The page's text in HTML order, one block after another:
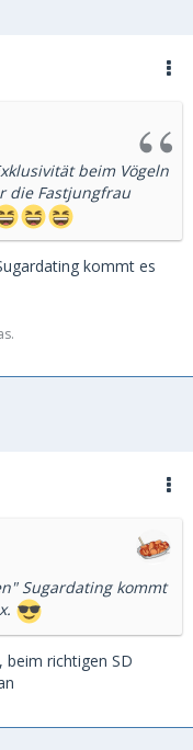
auch als
beim Vögeln
die Fastjungfrau
kommt es
Sugardating kommt
beim richtigen SD